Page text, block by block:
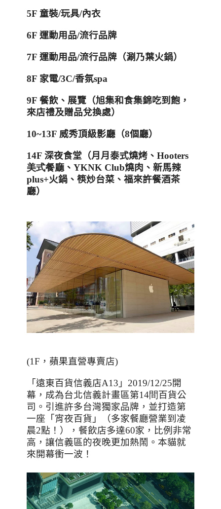
5F 童裝/玩具/內衣
6F 運動用品/流行品牌
7F 運動用品/流行品牌（涮乃葉火鍋）
8F 家電/3C/香氛spa
9F 餐飲、展覽（旭集和食集錦吃到飽，
來店禮及贈品兌換處）
10~13F 威秀頂級影廳（8個廳）
14F 深夜食堂（月月泰式燒烤、 Hooters
美式餐廳 、 YKNK Club燒肉、新馬辣
plus+火鍋、筷炒台菜、福來許餐酒茶
廳）
(1F，蘋果直營專賣店)
「遠東百貨信義店A13 」 2019/12/25開
幕，成為台北信義計畫區第14間百貨公
司。引進許多台灣獨家品牌，並打造第
一座「宵夜百貨」（多家餐廳營業到凌
晨2點！），餐飲店多達60家，比例非常
高，讓信義區的夜晚更加熱鬧。本貓就
來開幕衝一波！